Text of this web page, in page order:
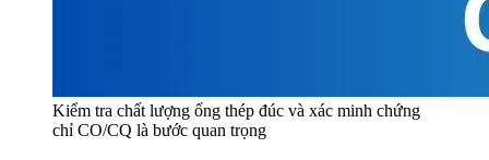
Kiểm tra chất lượng ống thép đúc và xác minh chứng
chỉ CO/CQ là bước quan trọng